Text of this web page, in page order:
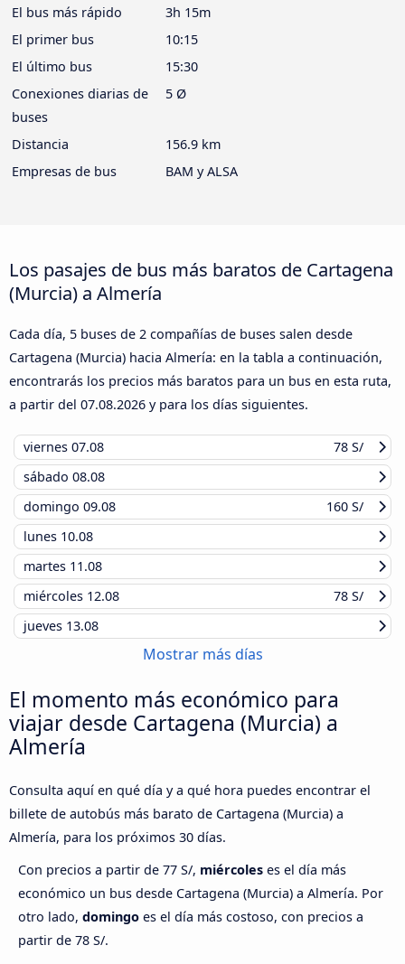
El bus más rápido
3h 15m
El primer bus
10:15
El último bus
15:30
Conexiones diarias de
buses
5 Ø
Distancia
156.9 km
Empresas de bus
BAM y ALSA
Los pasajes de bus más baratos de Cartagena
(Murcia) a Almería
Cada día, 5 buses de 2 compañías de buses salen desde
Cartagena (Murcia) hacia Almería: en la tabla a continuación,
encontrarás los precios más baratos para un bus en esta ruta,
a partir del 07.08.2026 y para los días siguientes.
viernes 07.08
78 S/
sábado 08.08
domingo 09.08
160 S/
lunes 10.08
martes 11.08
miércoles 12.08
78 S/
jueves 13.08
Mostrar más días
El momento más económico para
viajar desde Cartagena (Murcia) a
Almería
Consulta aquí en qué día y a qué hora puedes encontrar el
billete de autobús más barato de Cartagena (Murcia) a
Almería, para los próximos 30 días.
Con precios a partir de 77 S/, miércoles es el día más
económico un bus desde Cartagena (Murcia) a Almería. Por
otro lado, domingo es el día más costoso, con precios a
partir de 78 S/.